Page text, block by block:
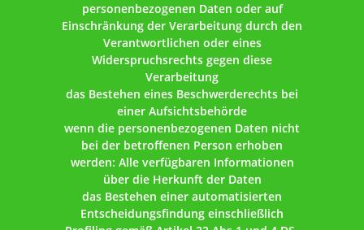
personenbezogenen Daten oder auf
Einschränkung der Verarbeitung durch den
Verantwortlichen oder eines
Widerspruchsrechts gegen diese
Verarbeitung
das Bestehen eines Beschwerderechts bei
einer Aufsichtsbehörde
wenn die personenbezogenen Daten nicht
bei der betroffenen Person erhoben
werden: Alle verfügbaren Informationen
über die Herkunft der Daten
das Bestehen einer automatisierten
Entscheidungsfindung einschließlich